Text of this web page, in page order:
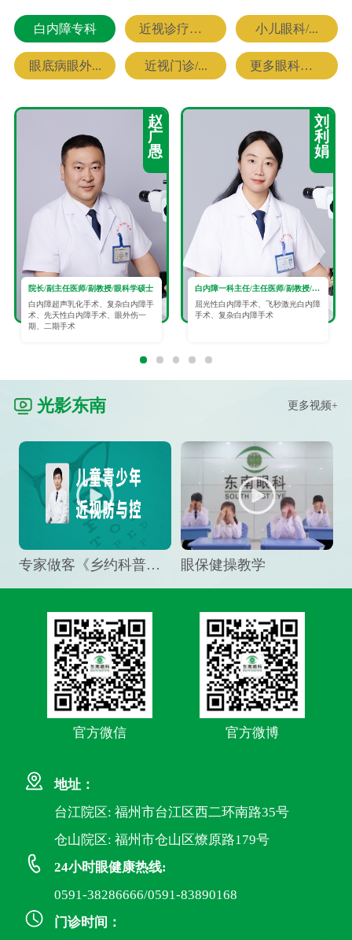
白内障专科 近视诊疗专科 小儿眼科/...
眼底病眼外... 近视门诊/... 更多眼科专家
赵
广
愚
院长/副主任医师/副教授/眼科学硕士
白内障超声乳化手术、复杂白内障手
术、先天性白内障手术、眼外伤一
期、二期手术
刘
利
娟
白内障一科主任/主任医师/副教授/眼科学硕士
屈光性白内障手术、飞秒激光白内障
手术、复杂白内障手术
光影东南 更多视频+
专家做客《乡约科普》栏目，预防孩子近视竟然这么“简单” 眼保健操教学
官方微信 官方微博
地址：
台江院区: 福州市台江区西二环南路35号
仓山院区: 福州市仓山区燎原路179号
24小时眼健康热线:
0591-38286666/0591-83890168
门诊时间：